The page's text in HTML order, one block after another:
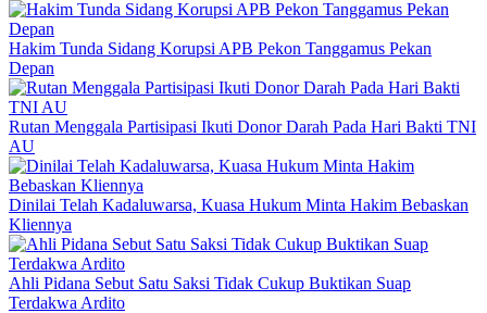
Hakim Tunda Sidang Korupsi APB Pekon Tanggamus Pekan
Depan
Rutan Menggala Partisipasi Ikuti Donor Darah Pada Hari Bakti TNI
AU
Dinilai Telah Kadaluwarsa, Kuasa Hukum Minta Hakim Bebaskan
Kliennya
Ahli Pidana Sebut Satu Saksi Tidak Cukup Buktikan Suap
Terdakwa Ardito